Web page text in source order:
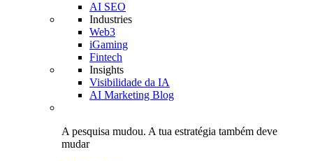
AI SEO
Industries
Web3
iGaming
Fintech
Insights
Visibilidade da IA
AI Marketing Blog
A pesquisa mudou. A tua estratégia também deve
mudar